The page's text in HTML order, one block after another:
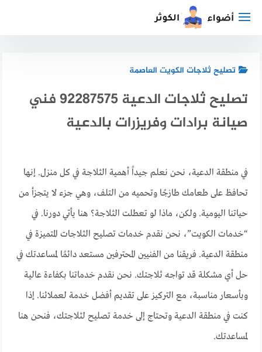
تصليح ثلاجات الكويت العاصمة
تصليح ثلاجات الدعية 92287575 فني
صيانة برادات وفريزرات بالدعية
في منطقة الدعية، نحن نعلم جيداً أهمية الثلاجة في كل منزل. إنها
تحافظ على طعامك طازجًا وتحميه من التلف، وهي جزء لا يتجزأ من
حياتنا اليومية. ولكن، ماذا لو تعطلت الثلاجة؟ هنا يأتي دورنا. في
“خدمات الكويت”، نحن نقدم خدمات تصليح الثلاجات المتميزة في
منطقة الدعية. فريقنا من الفنيين المحترفين مستعد دائمًا لمساعدتك في
حل أي مشكلة قد تواجه ثلاجتك. نحن نقدم خدماتنا بكفاءة عالية
وبأسعار مناسبة، مع التركيز على تقديم أفضل خدمة لعملائنا. إذا
كنت في منطقة الدعية وتحتاج إلى خدمة تصليح لثلاجتك، فنحن هنا
لمساعدتك.